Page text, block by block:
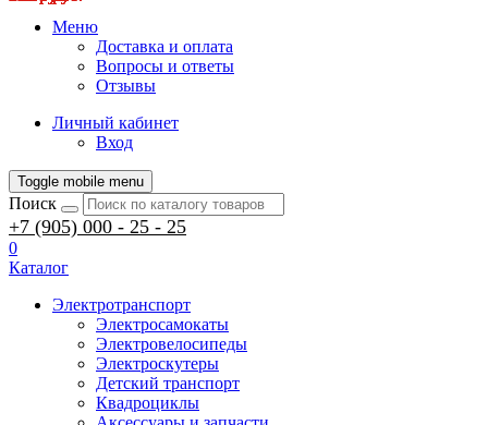
Меню
Доставка и оплата
Вопросы и ответы
Отзывы
Личный кабинет
Вход
Toggle mobile menu
Поиск
+7 (905) 000 - 25 - 25
0
Каталог
Электротранспорт
Электросамокаты
Электровелосипеды
Электроскутеры
Детский транспорт
Квадроциклы